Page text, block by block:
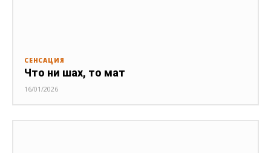
СЕНСАЦИЯ
Что ни шах, то мат
16/01/2026